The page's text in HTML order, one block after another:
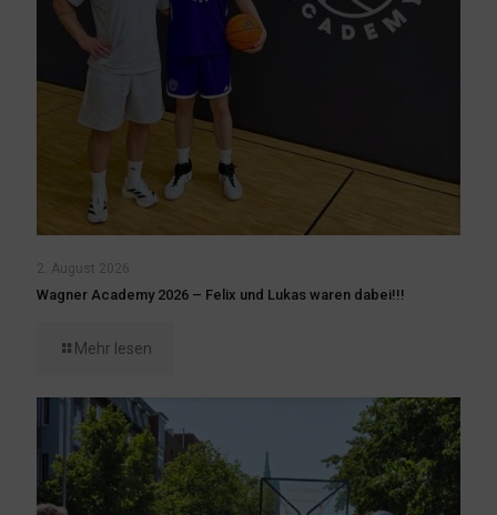
2. August 2026
Wagner Academy 2026 – Felix und Lukas waren dabei!!!
Mehr lesen